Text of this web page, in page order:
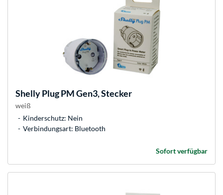
ShellyPlug PM Gen3, Stecker
weiß
Kinderschutz: Nein
Verbindungsart: Bluetooth
Sofort verfügbar